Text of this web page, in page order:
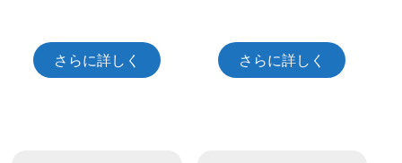
さらに詳しく さらに詳しく